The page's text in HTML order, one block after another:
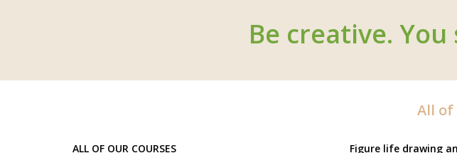
Be creative.
All of
ALL OF OUR COURSES Figure life drawing